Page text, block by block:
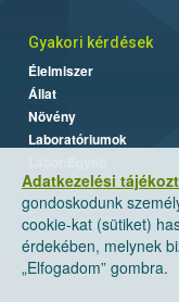
Adatkezelési
gondoskodunk
cookie-kat (sütiket)
érdekében, melynek
„Elfogadom” gombra.
Gyakori kérdések
Élelmiszer
Állat
Növény
Laboratóriumok